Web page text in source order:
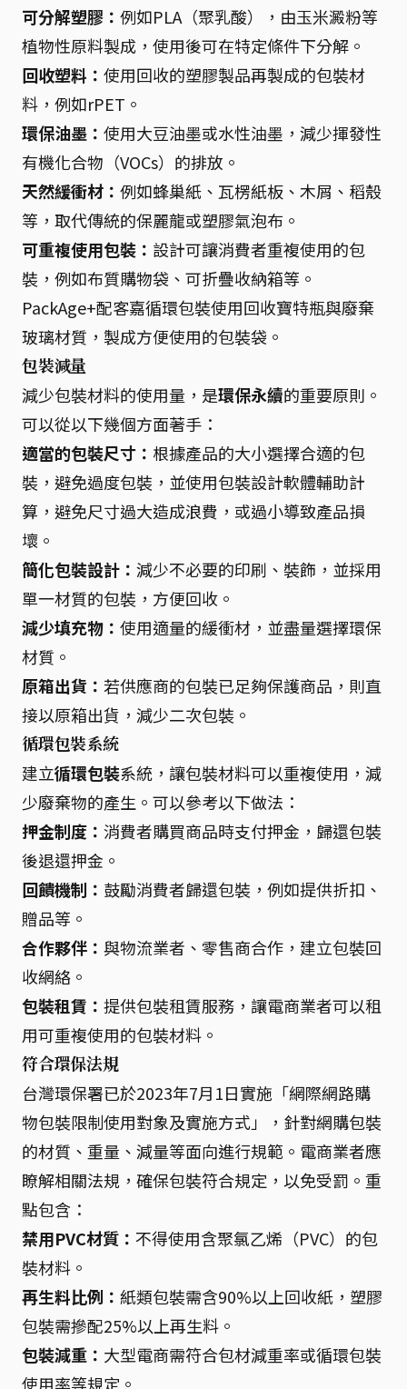
可分解塑膠： 例如PLA（聚乳酸），由玉米澱粉等
植物性原料製成，使用後可在特定條件下分解。
回收塑料： 使用回收的塑膠製品再製成的包裝材
料，例如rPET。
環保油墨： 使用大豆油墨或水性油墨，減少揮發性
有機化合物（VOCs）的排放。
天然緩衝材： 例如蜂巢紙、瓦楞紙板、木屑、稻殼
等，取代傳統的保麗龍或塑膠氣泡布。
可重複使用包裝： 設計可讓消費者重複使用的包
裝，例如布質購物袋、可折疊收納箱等。
PackAge+配客嘉循環包裝使用回收寶特瓶與廢棄
玻璃材質，製成方便使用的包裝袋。
包裝減量
減少包裝材料的使用量，是環保永續的重要原則。
可以從以下幾個方面著手：
適當的包裝尺寸： 根據產品的大小選擇合適的包
裝，避免過度包裝，並使用包裝設計軟體輔助計
算，避免尺寸過大造成浪費，或過小導致產品損
壞。
簡化包裝設計： 減少不必要的印刷、裝飾，並採用
單一材質的包裝，方便回收。
減少填充物： 使用適量的緩衝材，並盡量選擇環保
材質。
原箱出貨： 若供應商的包裝已足夠保護商品，則直
接以原箱出貨，減少二次包裝。
循環包裝系統
建立循環包裝系統，讓包裝材料可以重複使用，減
少廢棄物的產生。可以參考以下做法：
押金制度： 消費者購買商品時支付押金，歸還包裝
後退還押金。
回饋機制： 鼓勵消費者歸還包裝，例如提供折扣、
贈品等。
合作夥伴： 與物流業者、零售商合作，建立包裝回
收網絡。
包裝租賃： 提供包裝租賃服務，讓電商業者可以租
用可重複使用的包裝材料。
符合環保法規
台灣環保署已於2023年7月1日實施「網際網路購
物包裝限制使用對象及實施方式」，針對網購包裝
的材質、重量、減量等面向進行規範。電商業者應
瞭解相關法規，確保包裝符合規定，以免受罰。重
點包含：
禁用PVC材質： 不得使用含聚氯乙烯（PVC）的包
裝材料。
再生料比例： 紙類包裝需含90%以上回收紙，塑膠
包裝需摻配25%以上再生料。
包裝減重： 大型電商需符合包材減重率或循環包裝
使用率等規定。